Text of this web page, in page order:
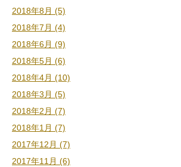
2018年8月 (5)
2018年7月 (4)
2018年6月 (9)
2018年5月 (6)
2018年4月 (10)
2018年3月 (5)
2018年2月 (7)
2018年1月 (7)
2017年12月 (7)
2017年11月 (6)